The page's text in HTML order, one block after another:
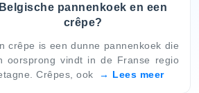
Belgische pannenkoek en een
crêpe?
crêpe is een dunne pannenkoek die
oorsprong vindt in de Franse regio
Crêpes, ook
Lees meer